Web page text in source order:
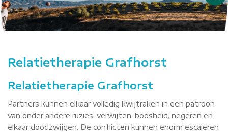
Relatietherapie Grafhorst
Relatietherapie Grafhorst
Partners kunnen elkaar volledig kwijtraken in een patroon
van onder andere ruzies, verwijten, boosheid, negeren en
elkaar doodzwijgen. De conflicten kunnen enorm escaleren